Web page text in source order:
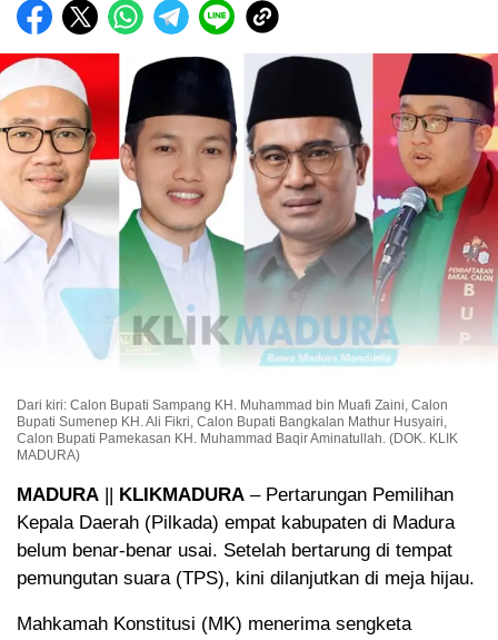
Dari kiri: Calon Bupati Sampang KH. Muhammad bin Muafi Zaini, Calon
Bupati Sumenep KH. Ali Fikri, Calon Bupati Bangkalan Mathur Husyairi,
Calon Bupati Pamekasan KH. Muhammad Baqir Aminatullah. (DOK. KLIK
MADURA)
MADURA || KLIKMADURA – Pertarungan Pemilihan
Kepala Daerah (Pilkada) empat kabupaten di Madura
belum benar-benar usai. Setelah bertarung di tempat
pemungutan suara (TPS), kini dilanjutkan di meja hijau.
Mahkamah Konstitusi (MK) menerima sengketa